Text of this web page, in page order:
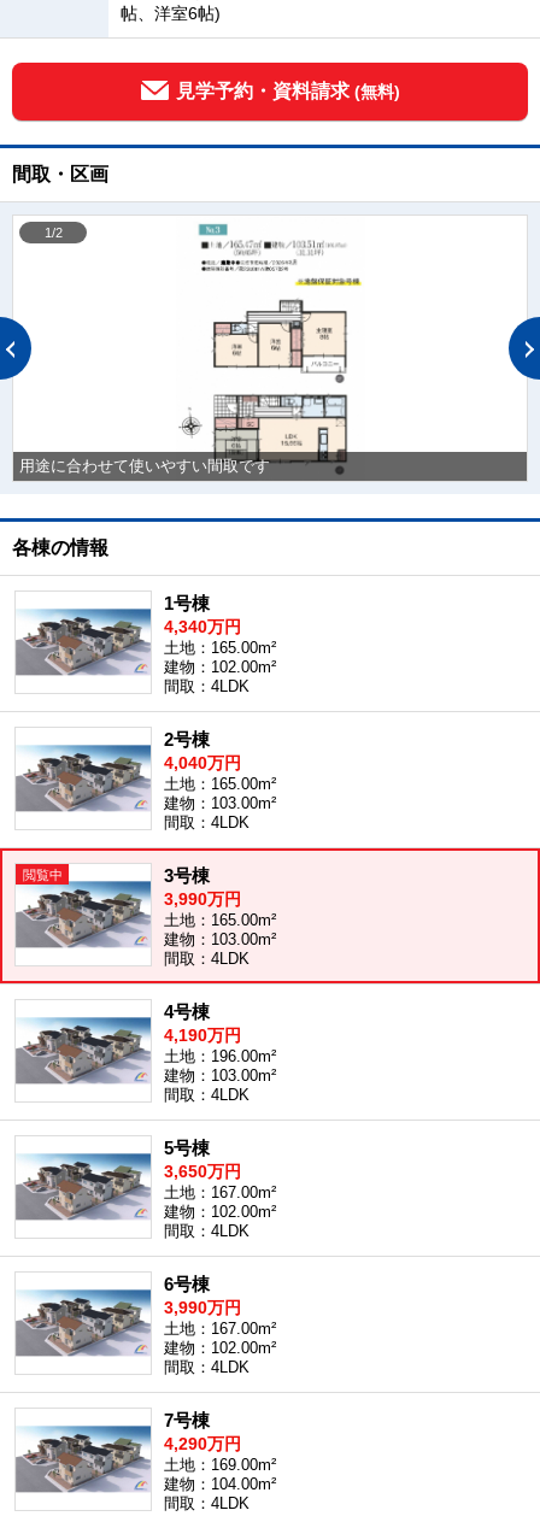
帖、洋室6帖)
見学予約・資料請求 (無料)
間取・区画
用途に合わせて使いやすい間取です
1/2
各棟の情報
1号棟
4,340万円
土地：165.00m²
建物：102.00m²
間取：4LDK
2号棟
4,040万円
土地：165.00m²
建物：103.00m²
間取：4LDK
3号棟
3,990万円
土地：165.00m²
建物：103.00m²
間取：4LDK
4号棟
4,190万円
土地：196.00m²
建物：103.00m²
間取：4LDK
5号棟
3,650万円
土地：167.00m²
建物：102.00m²
間取：4LDK
6号棟
3,990万円
土地：167.00m²
建物：102.00m²
間取：4LDK
7号棟
4,290万円
土地：169.00m²
建物：104.00m²
間取：4LDK